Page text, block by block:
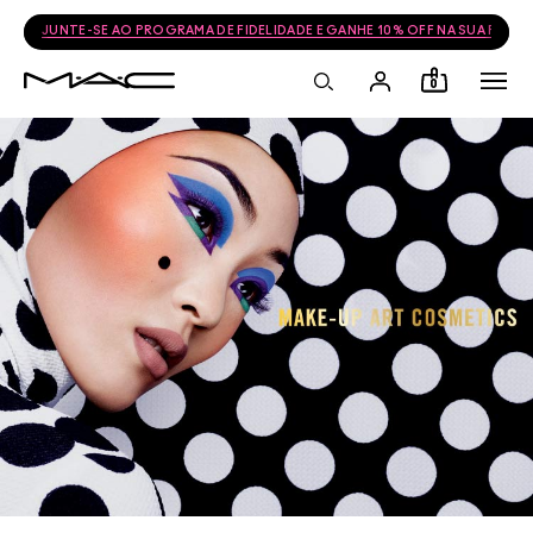
JUNTE-SE AO PROGRAMA DE FIDELIDADE E GANHE 10% OFF NA SUA
0